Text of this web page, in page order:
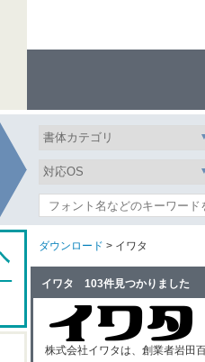
ダウンロード > イワタ
イワタ 103件見つかりました
株式会社イワタは、創業者岩田